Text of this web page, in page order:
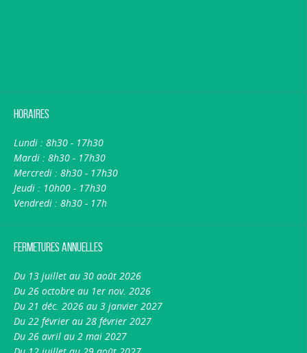
Horaires
Lundi : 8h30 - 17h30
Mardi : 8h30 - 17h30
Mercredi : 8h30 - 17h30
Jeudi : 10h00 - 17h30
Vendredi : 8h30 - 17h
Fermetures annuelles
Du 13 juillet au 30 août 2026
Du 26 octobre au 1er nov. 2026
Du 21 déc. 2026 au 3 janvier 2027
Du 22 février au 28 février 2027
Du 26 avril au 2 mai 2027